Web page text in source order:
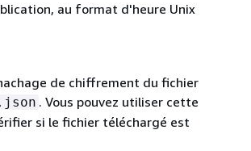
au format d'heure Unix
de chiffrement du fichier
. Vous pouvez utiliser cette
si le fichier téléchargé est